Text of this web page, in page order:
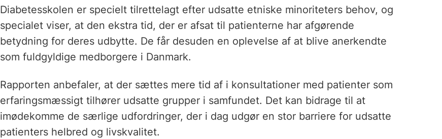
Diabetesskolen er specielt tilrettelagt efter udsatte etniske minoriteters behov, og
specialet viser, at den ekstra tid, der er afsat til patienterne har afgørende
betydning for deres udbytte. De får desuden en oplevelse af at blive anerkendte
som fuldgyldige medborgere i Danmark.
Rapporten anbefaler, at der sættes mere tid af i konsultationer med patienter som
erfaringsmæssigt tilhører udsatte grupper i samfundet. Det kan bidrage til at
imødekomme de særlige udfordringer, der i dag udgør en stor barriere for udsatte
patienters helbred og livskvalitet.